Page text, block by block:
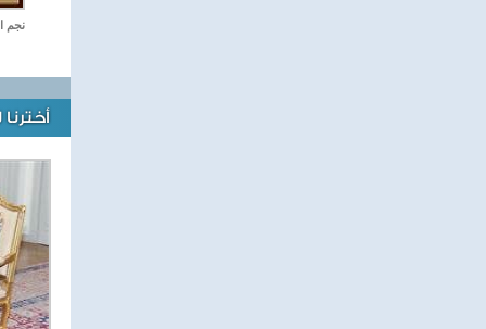
نجم